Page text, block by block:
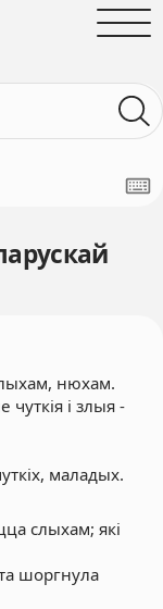
нюхам.
чуткія і злыя -
маладых.
слыхам; які
шоргнула